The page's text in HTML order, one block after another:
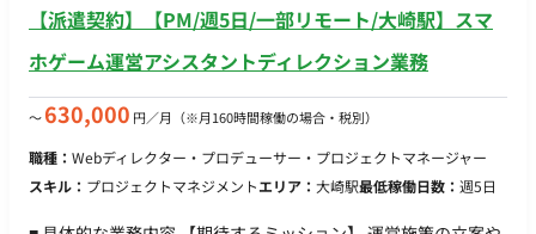
量：週1日程度（月30時間程度を想定） ・リモート稼働：可能
・フレックス稼働：可能
【派遣契約】【PM/週5日/一部リモート/大崎駅】スマ
ホゲーム運営アシスタントディレクション業務
〜630,000 円／月 （※月160時間稼働の場合・税別）
職種： Webディレクター・プロデューサー・プロジェクトマネージャー
スキル： プロジェクトマネジメントエリア： 大崎駅最低稼働日数： 週5日